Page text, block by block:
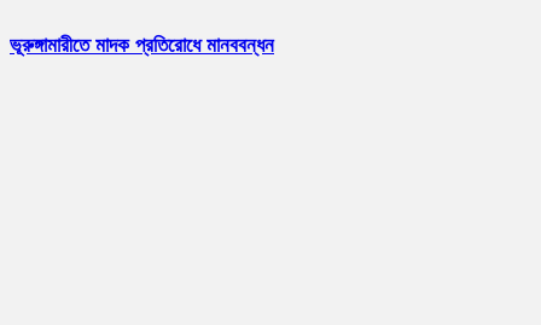
ভূরুঙ্গামারীতে মাদক প্রতিরোধে মানববন্ধন